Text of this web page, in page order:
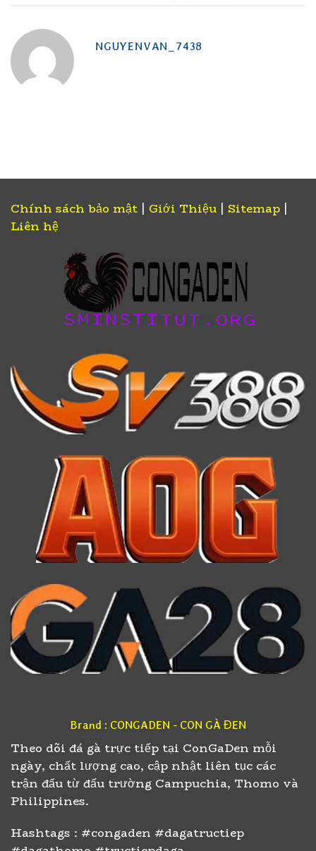
NGUYENVAN_7438
Chính sách bảo mật | Giới Thiệu | Sitemap |
Liên hệ
Brand : CONGADEN - CON GÀ ĐEN
Theo dõi đá gà trực tiếp tại ConGaDen mỗi
ngày, chất lượng cao, cập nhật liên tục các
trận đấu từ đấu trường Campuchia, Thomo và
Philippines.
Hashtags : #congaden #dagatructiep